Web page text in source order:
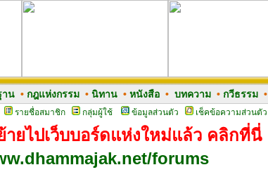
าน• กฎแห่งกรรม• นิทาน• หนังสือ• บทความ• กวีธรรม•
รายชื่อสมาชิก กลุ่มผู้ใช้ ข้อมูลส่วนตัว เช็คข้อความส่วนตัว
ายไปเว็บบอร์ดแห่งใหม่แล้ว คลิกที่นี่
forums